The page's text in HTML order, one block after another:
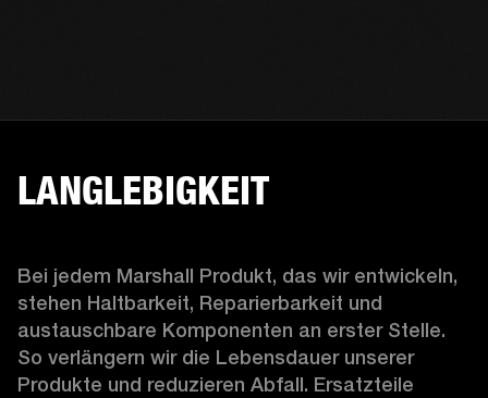
LANGLEBIGKEIT
Bei jedem Marshall Produkt, das wir entwickeln,
stehen Haltbarkeit, Reparierbarkeit und
austauschbare Komponenten an erster Stelle.
So verlängern wir die Lebensdauer unserer
Produkte und reduzieren Abfall. Ersatzteile